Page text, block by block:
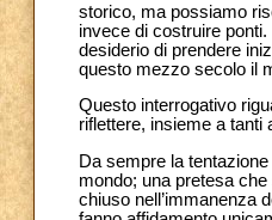
storico, ma possiamo
invece di costruire
desiderio di prendere
questo mezzo secolo il
Questo interrogativo
riflettere, insieme a
Da sempre la
mondo; una pretesa
chiuso nell’immanenza